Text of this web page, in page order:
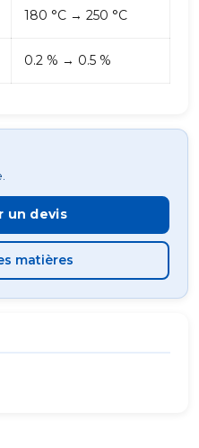
180 °C → 250 °C
0.2 % → 0.5 %
un devis
matières